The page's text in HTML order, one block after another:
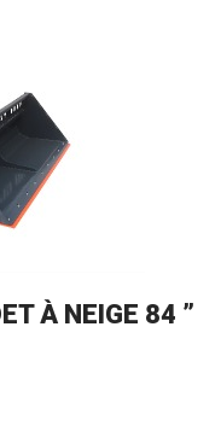
À NEIGE 84 ”